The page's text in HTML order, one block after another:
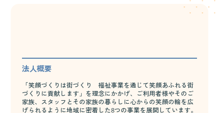
法人概要
「笑顔づくりは街づくり 福祉事業を通じて笑顔あふれる街
づくりに貢献します」を理念にかかげ、ご利用者様やそのご
家族、スタッフとその家族の暮らしに心からの笑顔の輪を広
げられるように地域に密着した8つの事業を展開しています。